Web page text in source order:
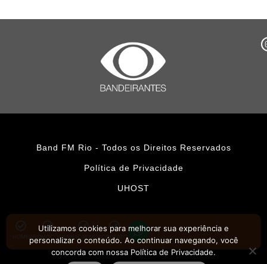
Band FM Rio - Todos os Direitos Reservados
Política de Privacidade
UHOST
PROMOÇÕESAPLICATIVOS CONTATO
Utilizamos cookies para melhorar sua experiência e
personalizar o conteúdo. Ao continuar navegando, você
concorda com nossa Política de Privacidade.